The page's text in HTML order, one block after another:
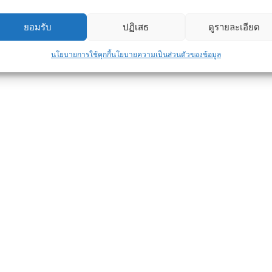
ยอมรับ ปฏิเสธ ดูรายละเอียด
นโยบายการใช้คุกกี้นโยบายความเป็นส่วนตัวของข้อมูล